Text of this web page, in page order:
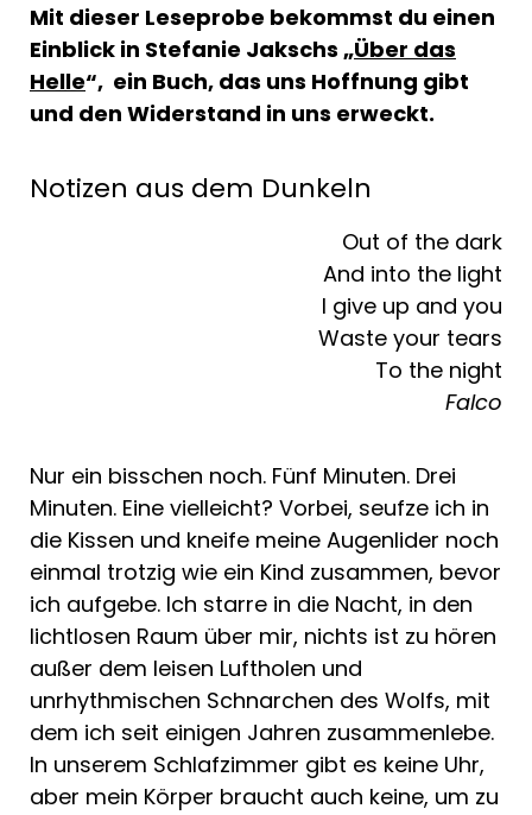
Mit dieser Leseprobe bekommst du einen
Einblick in Stefanie Jakschs „Über das
Helle“, ein Buch, das uns Hoffnung gibt
und den Widerstand in uns erweckt.
Notizen aus dem Dunkeln
Out of the dark
And into the light
I give up and you
Waste your tears
To the night
Falco
Nur ein bisschen noch. Fünf Minuten. Drei
Minuten. Eine vielleicht? Vorbei, seufze ich in
die Kissen und kneife meine Augenlider noch
einmal trotzig wie ein Kind zusammen, bevor
ich aufgebe. Ich starre in die Nacht, in den
lichtlosen Raum über mir, nichts ist zu hören
außer dem leisen Luftholen und
unrhythmischen Schnarchen des Wolfs, mit
dem ich seit einigen Jahren zusammenlebe.
In unserem Schlafzimmer gibt es keine Uhr,
aber mein Körper braucht auch keine, um zu